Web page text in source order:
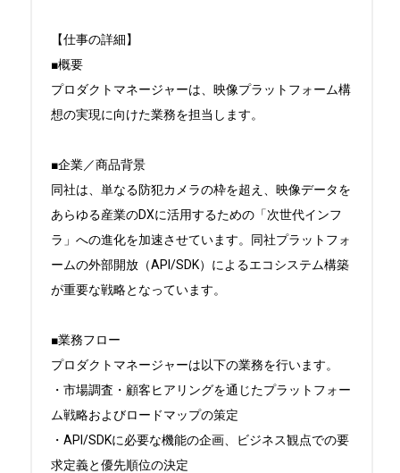
【仕事の詳細】
■概要
プロダクトマネージャーは、映像プラットフォーム構
想の実現に向けた業務を担当します。
■企業／商品背景
同社は、単なる防犯カメラの枠を超え、映像データを
あらゆる産業のDXに活用するための「次世代インフ
ラ」への進化を加速させています。同社プラットフォ
ームの外部開放（API/SDK）によるエコシステム構築
が重要な戦略となっています。
■業務フロー
プロダクトマネージャーは以下の業務を行います。
・市場調査・顧客ヒアリングを通じたプラットフォー
ム戦略およびロードマップの策定
・API/SDKに必要な機能の企画、ビジネス観点での要
求定義と優先順位の決定